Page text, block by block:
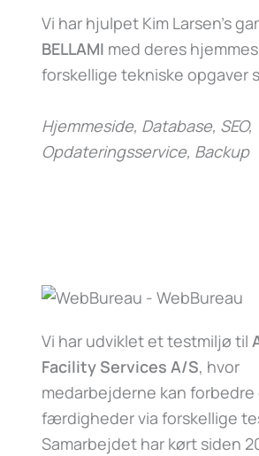
Vi har hjulpet Kim Larsen’s
BELLAMI med deres
forskellige tekniske opgaver
Hjemmeside, Database, SEO,
Opdateringsservice, Backup
Vi har udviklet et testmiljø til
Facility Services A/S, hvor
medarbejderne kan forbedre
færdigheder via forskellige
Samarbejdet har kørt siden